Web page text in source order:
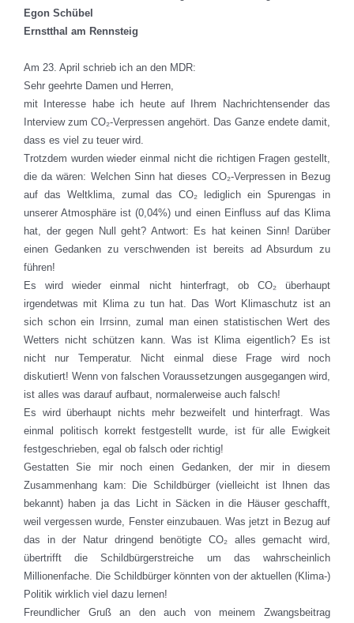
Egon Schübel
Ernstthal am Rennsteig
Am 23. April schrieb ich an den MDR:
Sehr geehrte Damen und Herren,
mit Interesse habe ich heute auf Ihrem Nachrichtensender das
Interview zum CO₂-Verpressen angehört. Das Ganze endete damit,
dass es viel zu teuer wird.
Trotzdem wurden wieder einmal nicht die richtigen Fragen gestellt,
die da wären: Welchen Sinn hat dieses CO₂-Verpressen in Bezug
auf das Weltklima, zumal das CO₂ lediglich ein Spurengas in
unserer Atmosphäre ist (0,04%) und einen Einfluss auf das Klima
hat, der gegen Null geht? Antwort: Es hat keinen Sinn! Darüber
einen Gedanken zu verschwenden ist bereits ad Absurdum zu
führen!
Es wird wieder einmal nicht hinterfragt, ob CO₂ überhaupt
irgendetwas mit Klima zu tun hat. Das Wort Klimaschutz ist an
sich schon ein Irrsinn, zumal man einen statistischen Wert des
Wetters nicht schützen kann. Was ist Klima eigentlich? Es ist
nicht nur Temperatur. Nicht einmal diese Frage wird noch
diskutiert! Wenn von falschen Voraussetzungen ausgegangen wird,
ist alles was darauf aufbaut, normalerweise auch falsch!
Es wird überhaupt nichts mehr bezweifelt und hinterfragt. Was
einmal politisch korrekt festgestellt wurde, ist für alle Ewigkeit
festgeschrieben, egal ob falsch oder richtig!
Gestatten Sie mir noch einen Gedanken, der mir in diesem
Zusammenhang kam: Die Schildbürger (vielleicht ist Ihnen das
bekannt) haben ja das Licht in Säcken in die Häuser geschafft,
weil vergessen wurde, Fenster einzubauen. Was jetzt in Bezug auf
das in der Natur dringend benötigte CO₂ alles gemacht wird,
übertrifft die Schildbürgerstreiche um das wahrscheinlich
Millionenfache. Die Schildbürger könnten von der aktuellen (Klima-)
Politik wirklich viel dazu lernen!
Freundlicher Gruß an den auch von meinem Zwangsbeitrag